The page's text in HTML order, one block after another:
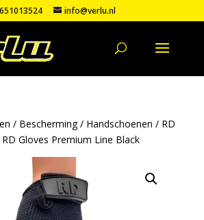
info@verlu.nl
/ Bescherming/ Handschoenen / RD
Gloves Premium Line Black